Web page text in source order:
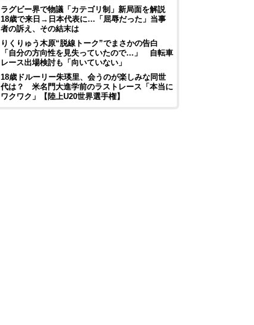
ラグビー界で物議「カテゴリ制」新局面を解説
18歳で来日→日本代表に…「屈辱だった」当事
者の訴え、その結末は
りくりゅう木原“脱線トーク”でまさかの告白
「自分の方向性を見失っていたので…」 自転車
レース出場検討も「向いていない」
18歳ドルーリー朱瑛里、会うのが楽しみな同世
代は？ 米名門大進学前のラストレース「本当に
ワクワク」【陸上U20世界選手権】